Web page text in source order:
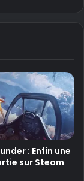
: Enfin une
sur Steam